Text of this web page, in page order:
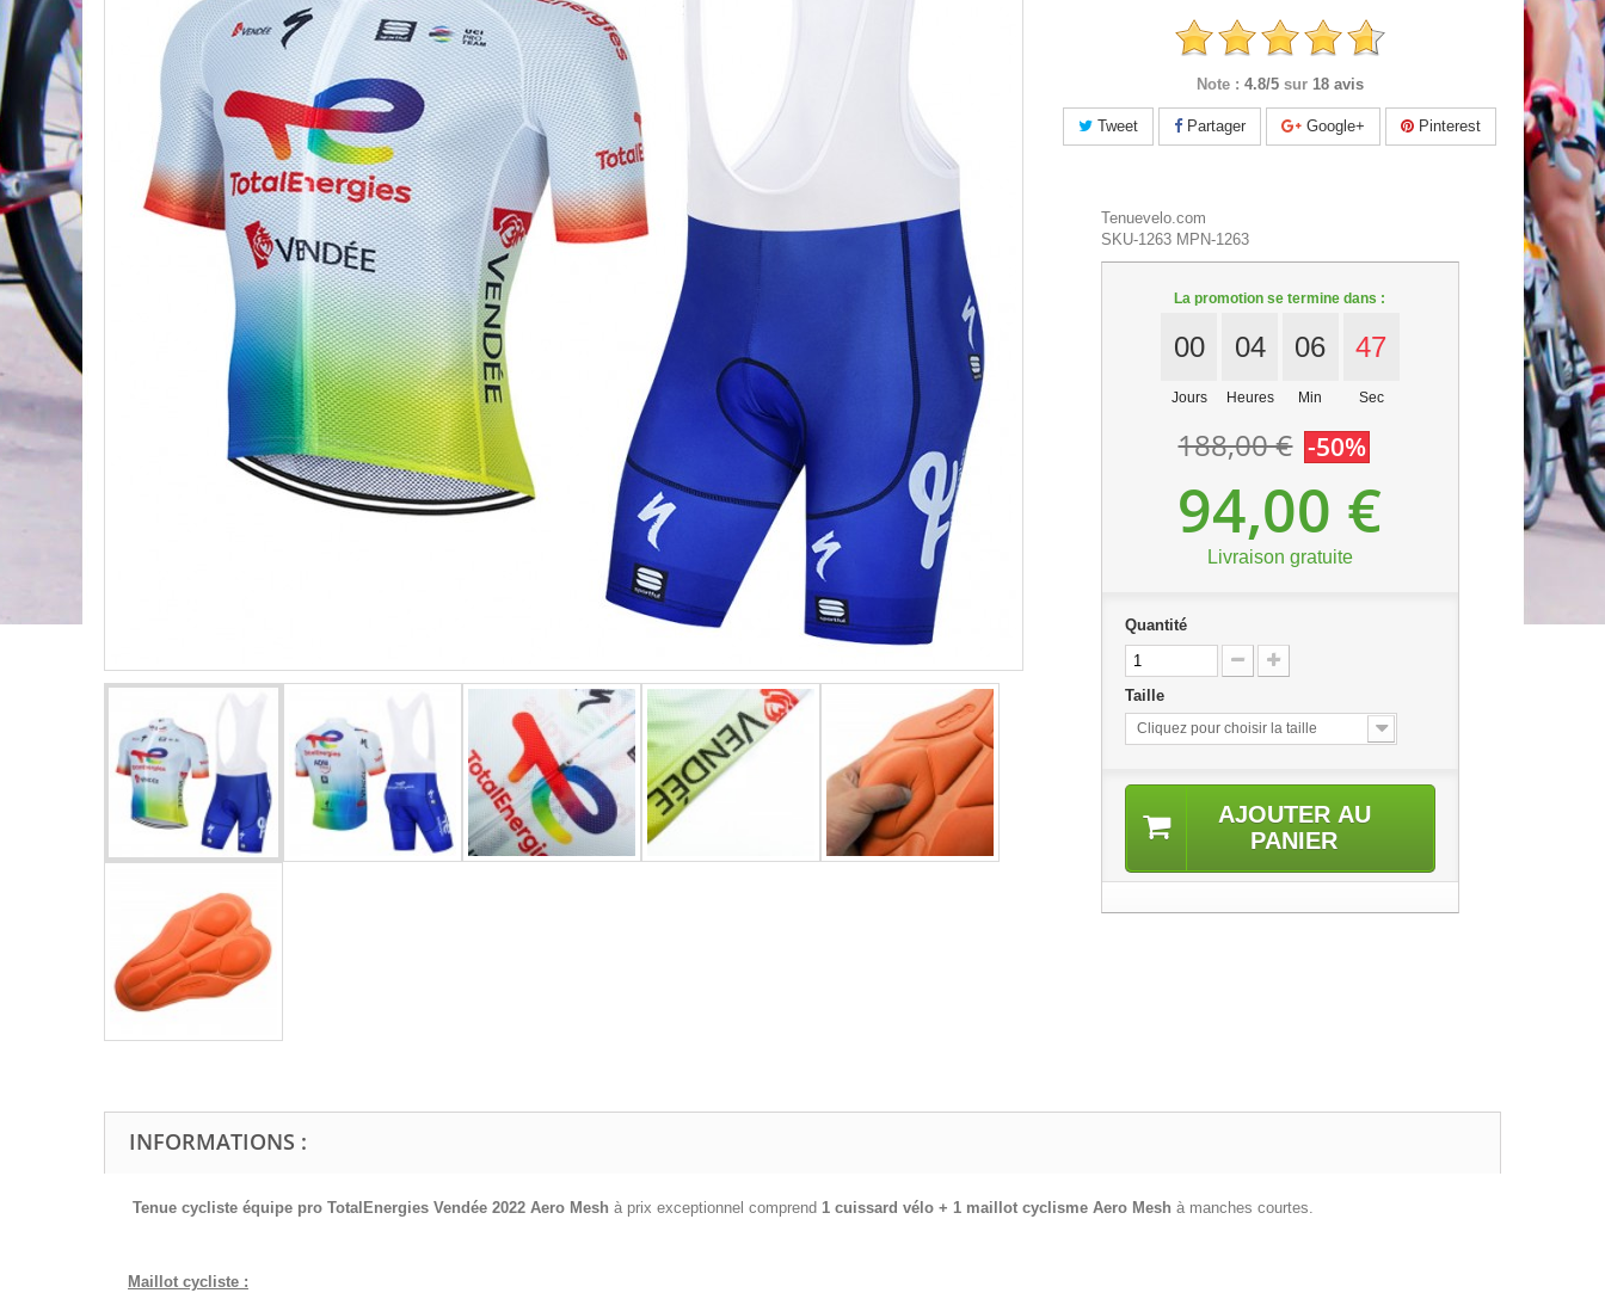
Note : 4.8/5 sur 18 avis
Tweet Partager Google+ Pinterest
Tenuevelo.com
SKU-1263 MPN-1263
La promotion se termine dans :
00
Jours
04
Heures
06
Min
46
Sec
188,00 € -50%
94,00 €
Livraison gratuite
Quantité
Taille
Cliquez pour choisir la taille
AJOUTER AU
PANIER
INFORMATIONS :
Tenue cycliste équipe pro TotalEnergies Vendée 2022 Aero Mesh à prix exceptionnel comprend 1 cuissard vélo + 1 maillot cyclisme Aero Mesh à manches courtes.
Maillot cycliste :